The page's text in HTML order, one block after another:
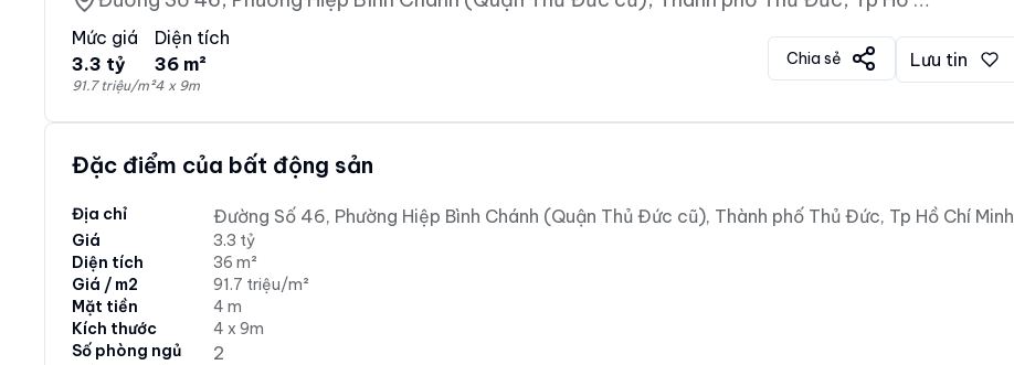
Mức giá
3.3 tỷ
91.7 triệu/m²
Diện tích
36 m²
4 x 9m
Chia sẻ Lưu tin
Đặc điểm của bất động sản
Địa chỉ Đường Số 46, Phường Hiệp Bình Chánh (Quận Thủ Đức cũ), Thành phố Thủ Đức, Tp Hồ Chí Minh
Giá
3.3 tỷ
Diện tích
36 m²
Giá / m2
91.7 triệu/m²
Mặt tiền
4 m
Kích thước
4 x 9m
Số phòng ngủ
2